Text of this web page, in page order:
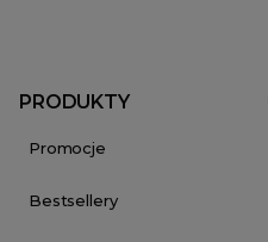
PRODUKTY
Promocje
Bestsellery